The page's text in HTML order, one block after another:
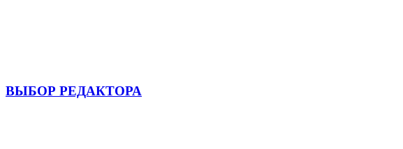
ВЫБОР РЕДАКТОРА